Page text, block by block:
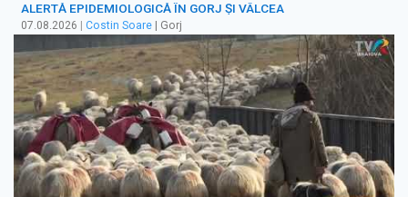
ALERTĂ EPIDEMIOLOGICĂ ÎN GORJ ȘI VÂLCEA
07.08.2026 Costin Soare | Gorj